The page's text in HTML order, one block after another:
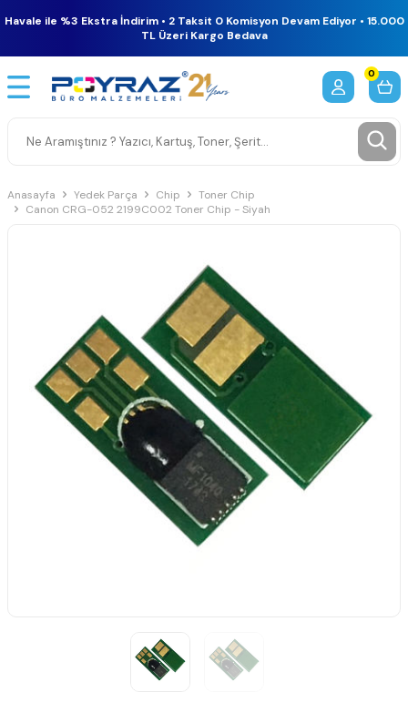
Havale ile %3 Ekstra İndirim • 2 Taksit 0 Komisyon Devam Ediyor • 15.000
TL Üzeri Kargo Bedava
0
Anasayfa Yedek Parça Chip
Toner Chip
Canon CRG-052 2199C002 Toner Chip - Siyah